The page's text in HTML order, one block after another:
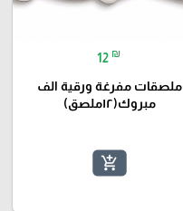
12 ₪
ملصقات مفرغة ورقية الف
مبروك(١٢ملصق)
add_shopping_cart